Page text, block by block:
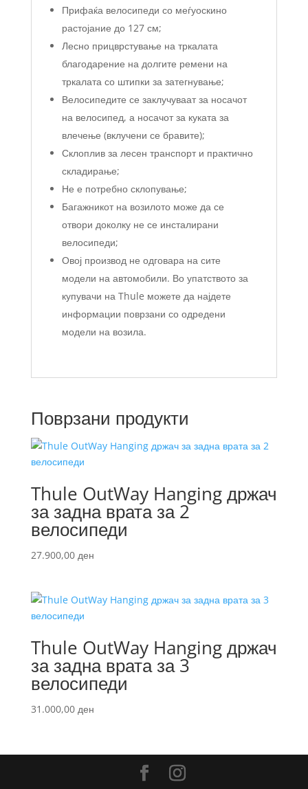
Прифаќа велосипеди со меѓуоскино
растојание до 127 см;
Лесно прицврстување на тркалата
благодарение на долгите ремени на
тркалата со штипки за затегнување;
Велосипедите се заклучуваат за носачот
на велосипед, а носачот за куката за
влечење (вклучени се бравите);
Склоплив за лесен транспорт и практично
складирање;
Не е потребно склопување;
Багажникот на возилото може да се
отвори доколку не се инсталирани
велосипеди;
Овој производ не одговара на сите
модели на автомобили. Во упатството за
купувачи на Thule можете да најдете
информации поврзани со одредени
модели на возила.
Поврзани продукти
Thule OutWay Hanging држач
за задна врата за 2
велосипеди
27.900,00 ден
Thule OutWay Hanging држач
за задна врата за 3
велосипеди
31.000,00 ден